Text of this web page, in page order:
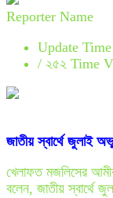
Reporter Name
Update Time
/ ২৫২ Time
জাতীয় স্বার্থে জুলাই
খেলাফত মজলিসের
বলেন, জাতীয় স্বার্থে